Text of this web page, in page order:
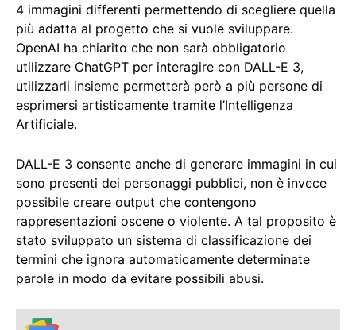
4 immagini differenti permettendo di scegliere quella
più adatta al progetto che si vuole sviluppare.
OpenAI ha chiarito che non sarà obbligatorio
utilizzare ChatGPT per interagire con DALL-E 3,
utilizzarli insieme permetterà però a più persone di
esprimersi artisticamente tramite l’Intelligenza
Artificiale.
DALL-E 3 consente anche di generare immagini in cui
sono presenti dei personaggi pubblici, non è invece
possibile creare output che contengono
rappresentazioni oscene o violente. A tal proposito è
stato sviluppato un sistema di classificazione dei
termini che ignora automaticamente determinate
parole in modo da evitare possibili abusi.